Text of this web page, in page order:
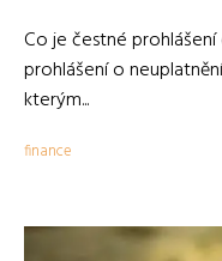
Co je čestné
prohlášení o
kterým...
finance